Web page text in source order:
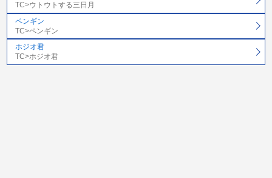
TC>ウトウトする三日月
ペンギン
TC>ペンギン
ホジオ君
TC>ホジオ君